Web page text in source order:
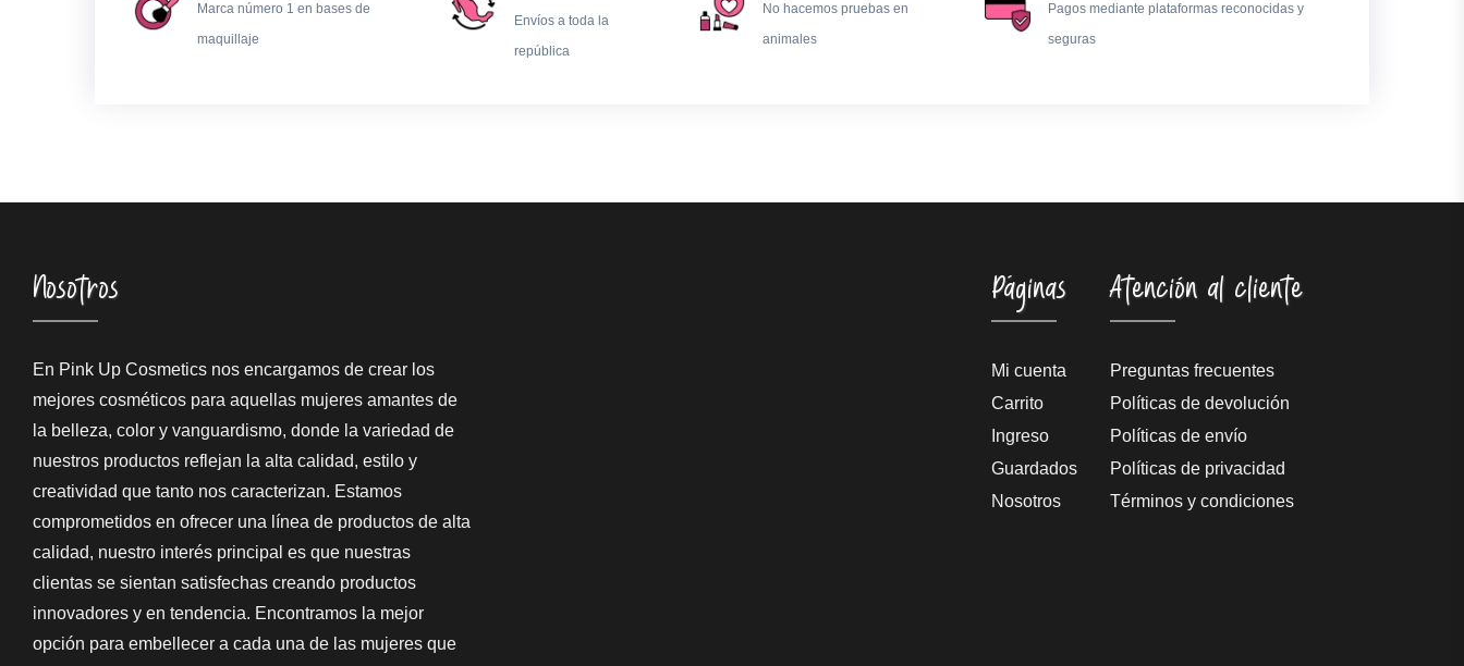
Marca número 1 en bases de
maquillaje
Envíos a toda la
república
No hacemos pruebas en
animales
Pagos mediante plataformas reconocidas y
seguras
Nosotros
En Pink Up Cosmetics nos encargamos de crear los
mejores cosméticos para aquellas mujeres amantes de
la belleza, color y vanguardismo, donde la variedad de
nuestros productos reflejan la alta calidad, estilo y
creatividad que tanto nos caracterizan. Estamos
comprometidos en ofrecer una línea de productos de alta
calidad, nuestro interés principal es que nuestras
clientas se sientan satisfechas creando productos
innovadores y en tendencia. Encontramos la mejor
opción para embellecer a cada una de las mujeres que
Páginas
Mi cuenta
Carrito
Ingreso
Guardados
Nosotros
Atención al cliente
Preguntas frecuentes
Políticas de devolución
Políticas de envío
Políticas de privacidad
Términos y condiciones